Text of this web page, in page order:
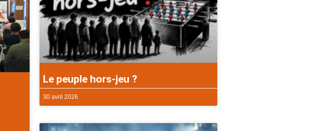
Le peuple hors-jeu ?
30 avril 2026